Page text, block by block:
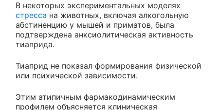
В некоторых экспериментальных моделях
стресса на животных, включая алкогольную
абстиненцию у мышей и приматов, была
подтверждена анксиолитическая активность
тиаприда.
Тиаприд не показал формирования физической
или психической зависимости.
Этим атипичным фармакодинамическим
профилем объясняется клиническая